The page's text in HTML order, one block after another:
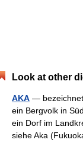
Look at other
AKA —
ein Bergvolk in
ein Dorf im
siehe Aka